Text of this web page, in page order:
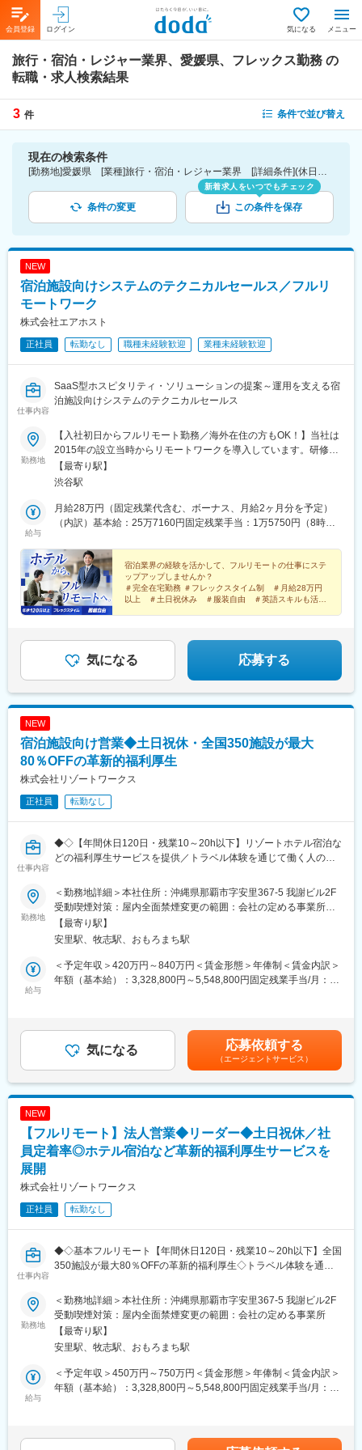
会員登録 ログイン 気になる メニュー
旅行・宿泊・レジャー業界、愛媛県、フレックス勤務 の
転職・求人検索結果
3 件 条件で並び替え
現在の検索条件
[勤務地]愛媛県 [業種]旅行・宿泊・レジャー業界 [詳細条件](休日・働き方)フレックス勤務
条件の変更
新着求人をいつでもチェック
この条件を保存
NEW
宿泊施設向けシステムのテクニカルセールス／フルリ
モートワーク
株式会社エアホスト
正社員 転勤なし 職種未経験歓迎 業種未経験歓迎
仕事内容
SaaS型ホスピタリティ・ソリューションの提案～運用を支える宿
泊施設向けシステムのテクニカルセールス
勤務地
【入社初日からフルリモート勤務／海外在住の方もOK！】当社は
2015年の設立当時からリモートワークを導入しています。研修期
間も含め完全在宅勤務のため、通勤時間はゼロ！今いる場所を勤
務地として活躍できます。★日本に留まらず、海外で勤務中の社
谷区渋谷3丁目6-2 エクラート渋谷ビル5F※受動喫煙対策：オフィ
ス内禁煙
【最寄り駅】
渋谷駅
給与
月給28万円（固定残業代含む、ボーナス、月給2ヶ月分を予定）
（内訳）基本給：25万7160円固定残業手当：1万5750円（8時間
相当の定額深夜手当として）※超過分は別途支給＜研修期間中＞月
給25万2000円（固定残業代含む）（内訳）基本給：23万1440円
固定残業手当：1万4180円（8時間分相当の定額残業手当として）
固定深夜手当：6380円（18時間分相当の定額深夜手当として）※
超過分は別途支給★経験やスキルを考慮して決定します。
宿泊業界の経験を活かして、フルリモートの仕事にステ
ップアップしませんか？
＃完全在宅勤務 ＃フレックスタイム制 ＃月給28万円
以上 ＃土日祝休み ＃服装自由 ＃英語スキルも活か
気になる 応募する
NEW
宿泊施設向け営業◆土日祝休・全国350施設が最大
80％OFFの革新的福利厚生
株式会社リゾートワークス
正社員 転勤なし
仕事内容
◆◇【年間休日120日・残業10～20h以下】リゾートホテル宿泊な
どの福利厚生サービスを提供／トラベル体験を通じて働く人の生
全国のホテル・宿泊施設を対象に、リゾートワークスの福利厚生
サービスへの参画・提携を推進するアライアンス営業を担当して
いただきます。
■業務内容：
・ホテル・宿泊施設への新規提携提案
・宿泊施設の課題（稼働率、集客、時期別需要など）のヒアリン
・提携施設数・掲載内容の拡充に向けた企画・施策立案
・営業フローや提携モデルの改善
※事業フェーズや時期に応じて、アウトバウンドでの新規開拓や既
率改善、平日・閑散期対策、長期滞在ニーズの獲得など）を踏ま
え、双方にとって価値のある提携条件・活用方法を設計・提案す
期的なパートナーシップを構築し、サービス全体の価値向上と事
業成長に貢献していただきます。
＼同社の魅力／
サービスとして業界No.1を目指す成長フェーズで、将来的には1
万～2万社規模を見据えています。
◆従業員16名（業務委託含め約35名）のコンパクトな組織で、事
業づくりに深く関われます。
社長・副社長は事業売却経験者で、外部資金に頼らず自己資金で
堅実に運営しています。
◆M&A後に採用したメンバーの退職者はゼロ（3年半）。
勤務地
＜勤務地詳細＞本社住所：沖縄県那覇市字安里367-5 我謝ビル2F
受動喫煙対策：屋内全面禁煙変更の範囲：会社の定める事業所
（リモートワーク含む）
【最寄り駅】
安里駅、牧志駅、おもろまち駅
給与
＜予定年収＞420万円～840万円＜賃金形態＞年俸制＜賃金内訳＞
年額（基本給）：3,328,800円～5,548,800円固定残業手当/月：
給与補足＞・年俸の1/12を毎月支給・賃金はあくまでも目安の金
額であり、選考を通じて上下する可能性があります。賃金はあく
までも目安の金額であり、選考を通じて上下する可能性がありま
す。月給(月額)は固定手当を含めた表記です。
気になる 応募依頼する
（エージェントサービス）
NEW
【フルリモート】法人営業◆リーダー◆土日祝休／社
員定着率◎ホテル宿泊など革新的福利厚生サービスを
展開
株式会社リゾートワークス
正社員 転勤なし
仕事内容
◆◇基本フルリモート【年間休日120日・残業10～20h以下】全国
350施設が最大80％OFFの革新的福利厚生◇トラベル体験を通じ
フェーズ◇◆
＼導入企業1,000社を突破し急成長中です！大手ホテルチェーンに
も導入多数・業績好調◎／
■業務内容：
法人向け福利厚生サービスの新規営業として、経営層や人事責任
ジングに集中できる環境です。
勤務地
＜勤務地詳細＞本社住所：沖縄県那覇市字安里367-5 我謝ビル2F
受動喫煙対策：屋内全面禁煙変更の範囲：会社の定める事業所
【最寄り駅】
安里駅、牧志駅、おもろまち駅
給与
＜予定年収＞450万円～750万円＜賃金形態＞年俸制＜賃金内訳＞
年額（基本給）：3,328,800円～5,548,800円固定残業手当/月：
給与補足＞・年俸の1/12を毎月支給・賃金はあくまでも目安の金